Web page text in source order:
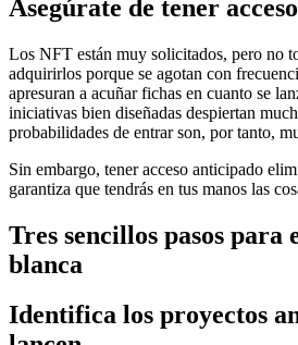
Asegúrate de tener
Los NFT están muy solicitados, pero no
adquirirlos porque se agotan con
apresuran a acuñar fichas en cuanto se
iniciativas bien diseñadas despiertan
probabilidades de entrar son, por tanto,
Sin embargo, tener acceso anticipado
garantiza que tendrás en tus manos las
Tres sencillos pasos
blanca
Identifica los proyectos